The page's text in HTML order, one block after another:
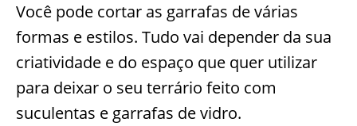
Você pode cortar as garrafas de várias
formas e estilos. Tudo vai depender da sua
criatividade e do espaço que quer utilizar
para deixar o seu terrário feito com
suculentas e garrafas de vidro.